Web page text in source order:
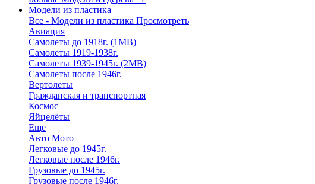
Модели из пластика
Все - Модели из пластика Просмотреть
Авиация
Самолеты до 1918г. (1МВ)
Самолеты 1919-1938г.
Самолеты 1939-1945г. (2МВ)
Самолеты после 1946г.
Вертолеты
Гражданская и транспортная
Космос
Яйцелёты
Еще
Авто Мото
Легковые до 1945г.
Легковые после 1946г.
Грузовые до 1945г.
Грузовые после 1946г.